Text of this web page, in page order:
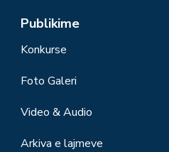
Publikime
Konkurse
Foto Galeri
Video & Audio
Arkiva e lajmeve